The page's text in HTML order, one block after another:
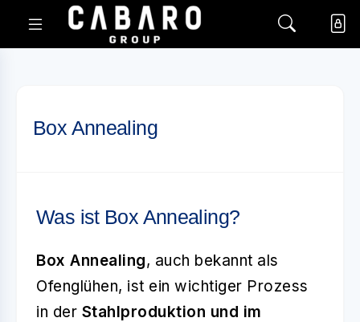
Box Annealing
Was ist Box Annealing?
Box Annealing, auch bekannt als
Ofenglühen, ist ein wichtiger Prozess
in der Stahlproduktion und im